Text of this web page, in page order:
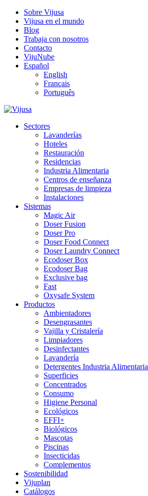
Sobre Vijusa
Vijusa en el mundo
Blog
Trabaja con nosotros
Contacto
VijuNube
Español
English
Français
Português
Sectores
Lavanderías
Hoteles
Restauración
Residencias
Industria Alimentaria
Centros de enseñanza
Empresas de limpieza
Instalaciones
Sistemas
Magic Air
Doser Fusion
Doser Pro
Doser Food Connect
Doser Laundry Connect​
Ecodoser Box
Ecodoser Bag
Exclusive bag
Fast
Oxysafe System
Productos
Ambientadores
Desengrasantes
Vajilla y Cristalería
Limpiadores
Desinfectantes
Lavandería
Detergentes Industria Alimentaria
Superficies
Concentrados
Consumo
Higiene Personal
Ecológicos
EFFI+
Biológicos
Mascotas
Piscinas
Insecticidas
Complementos
Sostenibilidad
Vijuplan
Catálogos